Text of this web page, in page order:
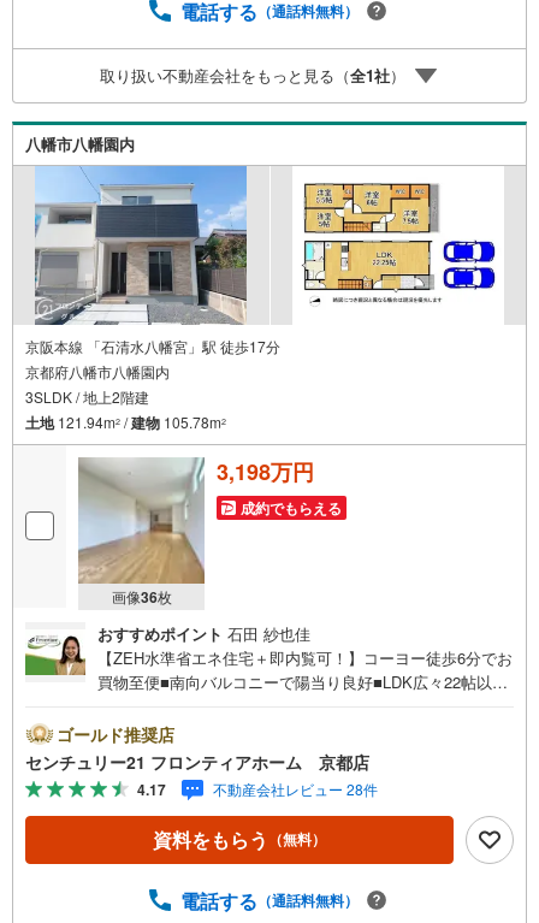
3.たくさんの銀行と繋がりがあるため、最も低金利になる
家のリフォームも弊社のリフォームプランナーがご提案！
5.定期的にご連絡を繋ぎ、有事の際に迅速にサポートいた
します弊社は専門家同士が連携をとっているため、より多
くの知見がございます。お気軽にお問合せください！
電話する （通話料無料）
取り扱い不動産会社をもっと見る（全1社）
八幡市八幡園内
京阪本線 「石清水八幡宮」駅 徒歩17分
京都府八幡市八幡園内
3SLDK / 地上2階建
土地121.94m2 /建物 105.78m2
画像36枚
3,198万円
成約でもらえる
おすすめポイント 石田 紗也佳
【ZEH水準省エネ住宅＋即内覧可！】コーヨー徒歩6分でお
買物至便■南向バルコニーで陽当り良好■LDK広々22帖以上
で収納充実ですね 特徴・駐車場2台可能で家族で複数台お
持ちの方も安心です・カウンターキッチンで家族との会話
も弾みますね・保育園徒歩5分でお子様の送迎も困りません
立地・八幡小学校まで徒歩約5分・男山中学校まで徒歩約9
分 弊社が選ばれる理由 1.お金の扱い方のプロ、ファイナン
シャルプランナーが資金計画をサポート！2.買い替えなど
繋がりがあるため、最も低金利になるように審査が可能！
ゴールド推奨店
センチュリー21 フロンティアホーム 京都店
4.17 不動産会社レビュー 28件
資料をもらう （無料）
電話する （通話料無料）